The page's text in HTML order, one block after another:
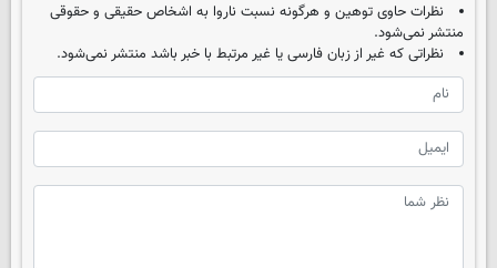
نظرات حاوی توهین و هرگونه نسبت ناروا به اشخاص حقیقی و حقوقی
منتشر نمی‌شود.
نظراتی که غیر از زبان فارسی یا غیر مرتبط با خبر باشد منتشر نمی‌شود.